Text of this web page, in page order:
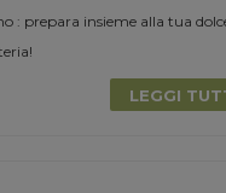
: prepara insieme alla tua
LEGGI